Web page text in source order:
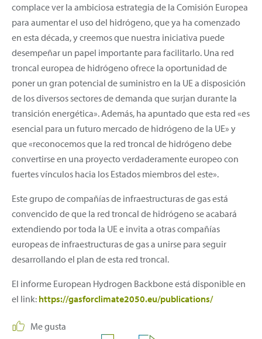
complace ver la ambiciosa estrategia de la Comisión Europea
para aumentar el uso del hidrógeno, que ya ha comenzado
en esta década, y creemos que nuestra iniciativa puede
desempeñar un papel importante para facilitarlo. Una red
troncal europea de hidrógeno ofrece la oportunidad de
poner un gran potencial de suministro en la UE a disposición
de los diversos sectores de demanda que surjan durante la
transición energética». Además, ha apuntado que esta red «es
esencial para un futuro mercado de hidrógeno de la UE» y
que «reconocemos que la red troncal de hidrógeno debe
convertirse en una proyecto verdaderamente europeo con
fuertes vínculos hacia los Estados miembros del este».
Este grupo de compañías de infraestructuras de gas está
convencido de que la red troncal de hidrógeno se acabará
extendiendo por toda la UE e invita a otras compañías
europeas de infraestructuras de gas a unirse para seguir
desarrollando el plan de esta red troncal.
El informe European Hydrogen Backbone está disponible en
el link: https://gasforclimate2050.eu/publications/
Me gusta